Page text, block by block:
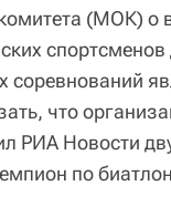
(МОК) о
спортсменов
соревнований
что
РИА Новости
по